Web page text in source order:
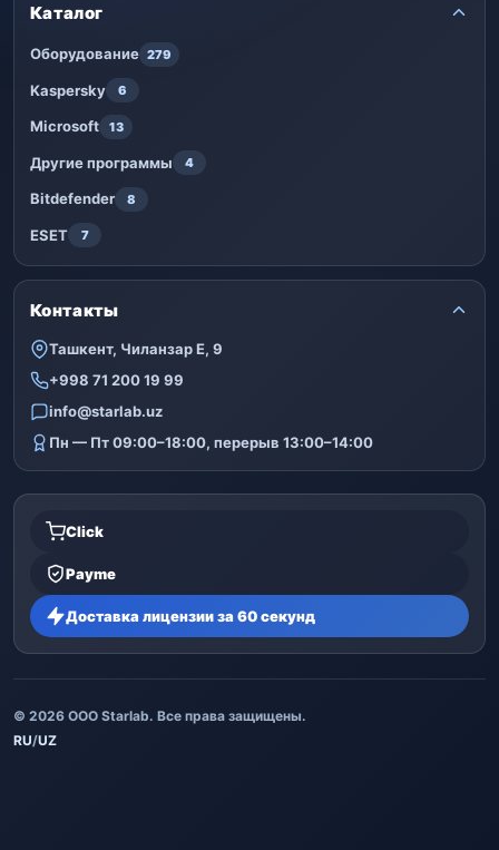
Каталог
Оборудование 279
Kaspersky 6
Microsoft 13
Другие программы 4
Bitdefender 8
ESET 7
Контакты
Ташкент, Чиланзар Е, 9
+998 71 200 19 99
info@starlab.uz
Пн — Пт 09:00–18:00, перерыв 13:00–14:00
Click
Payme
Доставка лицензии за 60 секунд
© 2026 ООО Starlab. Все права защищены.
RU/UZ